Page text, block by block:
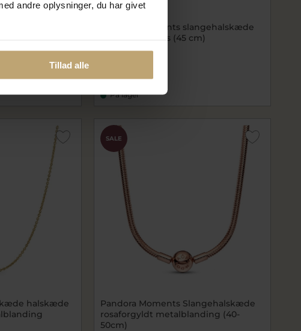
andre oplysninger, du har givet
Tillad alle
Pandora Moments slangehalskæde
sølv m. hjertelås (45 cm)
pa393091C00-45
På lager
halskæde
SALE
Pandora Moments Slangehalskæde
rosaforgyldt metalblanding (40-
50cm)